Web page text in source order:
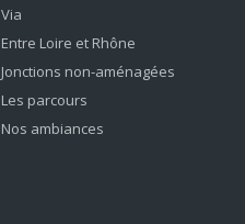
Via
Entre Loire et Rhône
Jonctions non-aménagées
Les parcours
Nos ambiances